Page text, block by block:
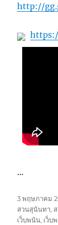
http://
…
เขียน
เมื่อ
3 พฤษภาคม
สวนสุนันทา,
เว็บพนัน, เว็บ